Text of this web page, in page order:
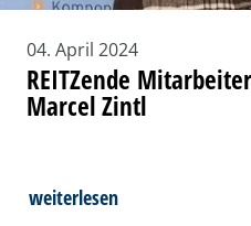
04. April 2024
REITZende
Marcel Zintl
weiterlesen